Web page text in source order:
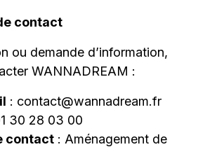
contact
ou demande d’information,
WANNADREAM :
: contact@wannadream.fr
30 28 03 00
contact : Aménagement de